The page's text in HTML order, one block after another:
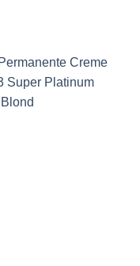
Creme
Super Platinum